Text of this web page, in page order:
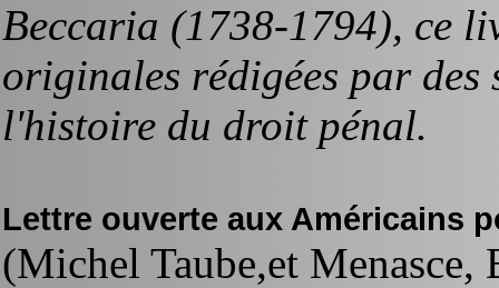
Beccaria (1738-1794), ce
originales rédigées par des
l'histoire du droit pénal.
Lettre ouverte aux Américains
(Michel Taube,et